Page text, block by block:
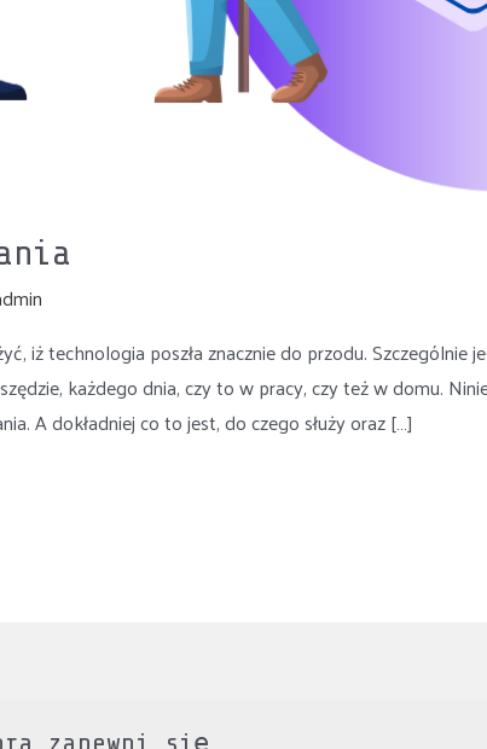
iż technologia poszła znacznie do przodu.
każdego dnia, czy to w pracy, czy też w domu.
A dokładniej co to jest, do czego służy oraz […]